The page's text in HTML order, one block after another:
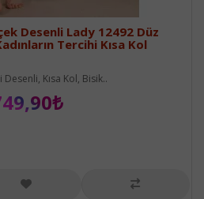
Desenli Lady 12492 Düz
Tercihi Kısa Kol
Desenli, Kısa Kol, Bisik..